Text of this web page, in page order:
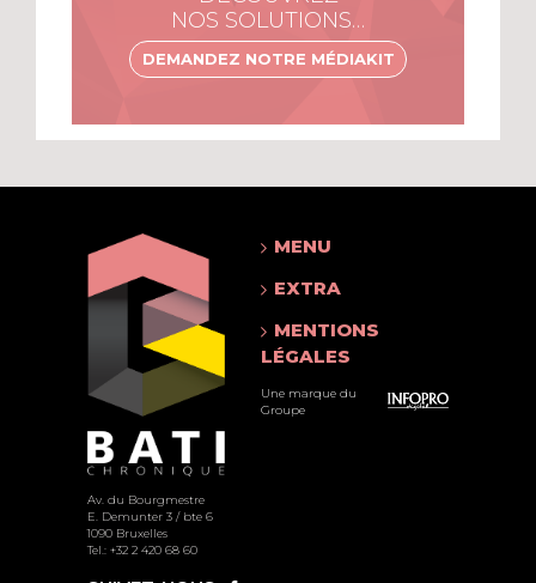
NOS SOLUTIONS…
DEMANDEZ NOTRE MÉDIAKIT
Av. du Bourgmestre
E. Demunter 3 / bte 6
1090 Bruxelles
Tel.: +32 2 420 68 60
MENU
EXTRA
MENTIONS
LÉGALES
Une marque du
Groupe